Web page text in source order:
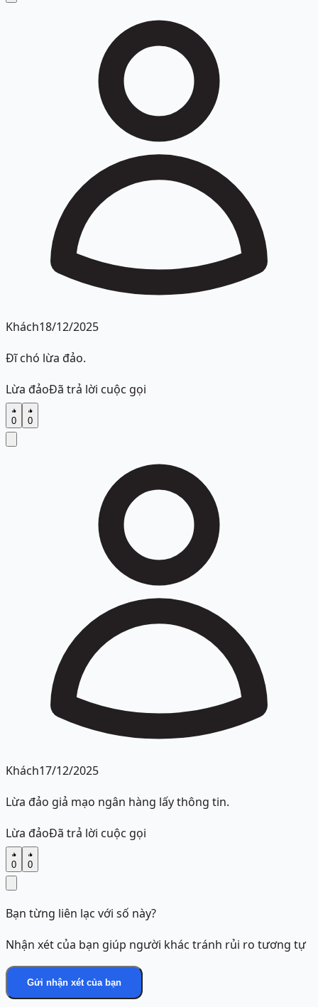
Khách18/12/2025
Đĩ chó lừa đảo.
Lừa đảoĐã trả lời cuộc gọi
0 0
Khách17/12/2025
Lừa đảo giả mạo ngân hàng lấy thông tin.
Lừa đảoĐã trả lời cuộc gọi
0 0
Bạn từng liên lạc với số này?
Nhận xét của bạn giúp người khác tránh rủi ro tương tự
Gửi nhận xét của bạn